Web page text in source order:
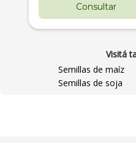
Consultar
Visitá
Semillas de maíz
Semillas de soja